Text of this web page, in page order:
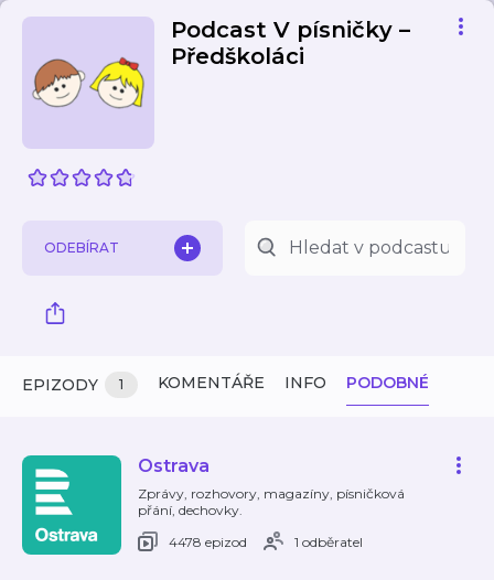
Podcast V písničky –
Předškoláci
ODEBÍRAT
EPIZODY 1 KOMENTÁŘE INFO PODOBNÉ
Ostrava
Zprávy, rozhovory, magazíny, písničková
přání, dechovky.
4478 epizod
1 odběratel